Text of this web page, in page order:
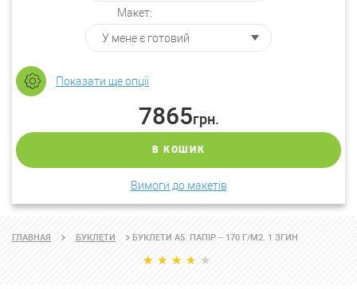
Макет:
Показати ще опції
7865грн.
В КОШИК
Вимоги до макетів
ГЛАВНАЯ БУКЛЕТИ БУКЛЕТИ А5. ПАПІР – 170 Г/М2. 1 ЗГИН